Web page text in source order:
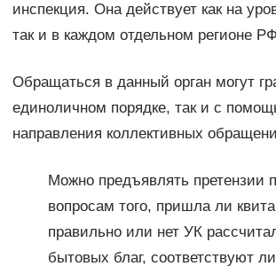
инспекция. Она действует как на
так и в каждом отдельном регионе
Обращаться в данный орган могут
единоличном порядке, так и с
направления коллективных
Можно предъявлять претензии
вопросам того, пришла ли
правильно или нет УК
бытовых благ, соответствуют